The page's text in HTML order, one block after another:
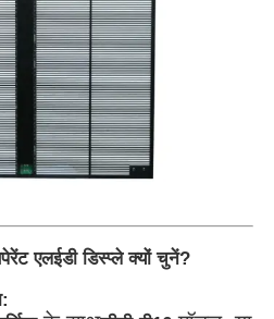
एलईडी डिस्प्ले क्यों चुनें?